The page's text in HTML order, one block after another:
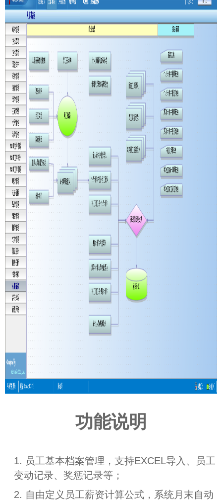
功能说明
1. 员工基本档案管理，支持EXCEL导入、员工
变动记录、奖惩记录等；
2. 自由定义员工薪资计算公式，系统月末自动